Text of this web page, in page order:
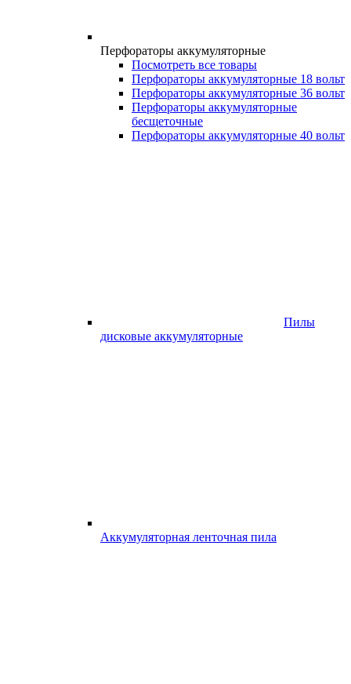
Перфораторы аккумуляторные
Посмотреть все товары
Перфораторы аккумуляторные 18 вольт
Перфораторы аккумуляторные 36 вольт
Перфораторы аккумуляторные
бесщеточные
Перфораторы аккумуляторные 40 вольт
Пилы
дисковые аккумуляторные
Аккумуляторная ленточная пила